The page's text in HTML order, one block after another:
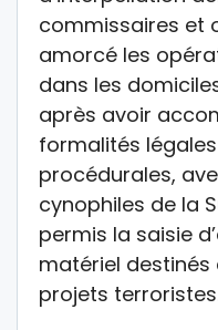
commissaires et
amorcé les
dans les
après avoir
formalités
procédurales,
cynophiles de la
permis la saisie
matériel
projets